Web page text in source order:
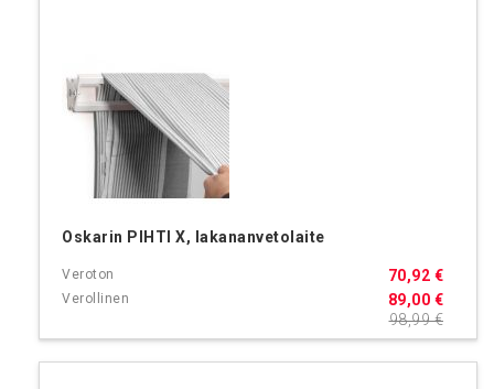
Oskarin PIHTI X, lakananvetolaite
89,00 €
70,92 €
98,99 €